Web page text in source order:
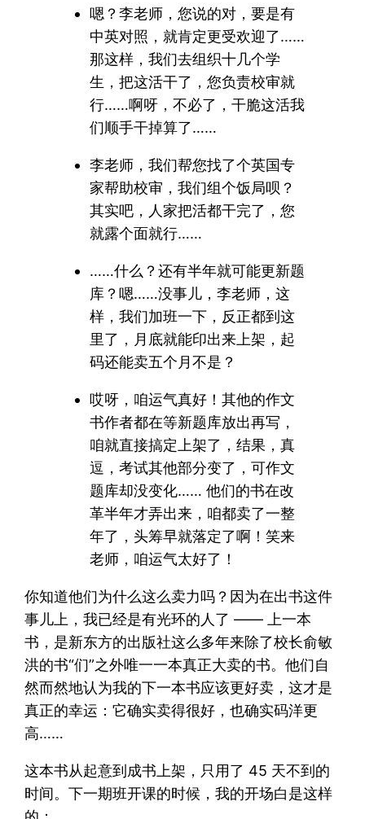
嗯？李老师，您说的对，要是有
中英对照，就肯定更受欢迎了……
那这样，我们去组织十几个学
生，把这活干了，您负责校审就
行……啊呀，不必了，干脆这活我
们顺手干掉算了……
李老师，我们帮您找了个英国专
家帮助校审，我们组个饭局呗？
其实吧，人家把活都干完了，您
就露个面就行……
……什么？还有半年就可能更新题
库？嗯……没事儿，李老师，这
样，我们加班一下，反正都到这
里了，月底就能印出来上架，起
码还能卖五个月不是？
哎呀，咱运气真好！其他的作文
书作者都在等新题库放出再写，
咱就直接搞定上架了，结果，真
逗，考试其他部分变了，可作文
题库却没变化…… 他们的书在改
革半年才弄出来，咱都卖了一整
年了，头筹早就落定了啊！笑来
老师，咱运气太好了！
你知道他们为什么这么卖力吗？因为在出书这件
事儿上，我已经是有光环的人了 —— 上一本
书，是新东方的出版社这么多年来除了校长俞敏
洪的书“们”之外唯一一本真正大卖的书。他们自
然而然地认为我的下一本书应该更好卖，这才是
真正的幸运：它确实卖得很好，也确实码洋更
高……
这本书从起意到成书上架，只用了 45 天不到的
时间。下一期班开课的时候，我的开场白是这样